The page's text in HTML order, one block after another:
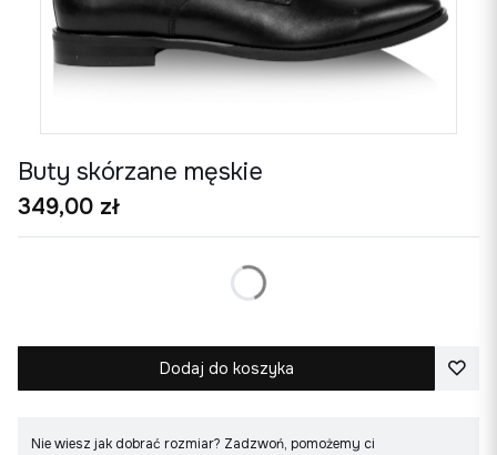
Buty skórzane męskie
Cena
349,00 zł
Wybierz rozmiar
Dodaj do koszyka
Nie wiesz jak dobrać rozmiar? Zadzwoń, pomożemy ci